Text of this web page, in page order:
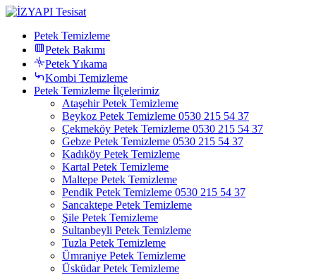
Petek Temizleme
Petek Bakımı
Petek Yıkama
Kombi Temizleme
Petek Temizleme İlçelerimiz
Ataşehir Petek Temizleme
Beykoz Petek Temizleme 0530 215 54 37
Çekmeköy Petek Temizleme 0530 215 54 37
Gebze Petek Temizleme 0530 215 54 37
Kadıköy Petek Temizleme
Kartal Petek Temizleme
Maltepe Petek Temizleme
Pendik Petek Temizleme 0530 215 54 37
Sancaktepe Petek Temizleme
Şile Petek Temizleme
Sultanbeyli Petek Temizleme
Tuzla Petek Temizleme
Ümraniye Petek Temizleme
Üsküdar Petek Temizleme